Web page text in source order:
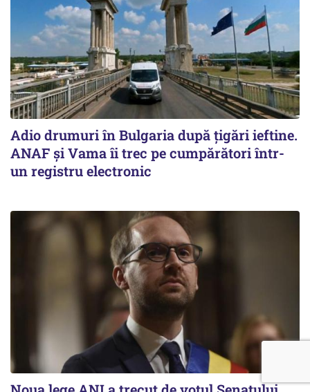
Adio drumuri în Bulgaria după țigări ieftine.
ANAF și Vama îi trec pe cumpărători într-
un registru electronic